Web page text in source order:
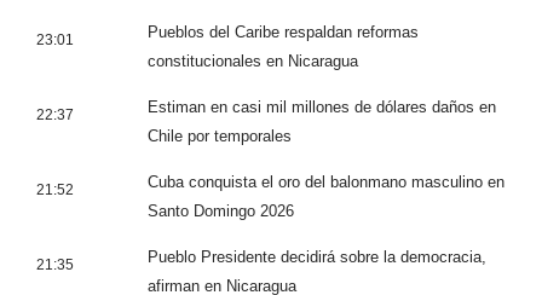
23:01
Pueblos del Caribe respaldan reformas
constitucionales en Nicaragua
22:37
Estiman en casi mil millones de dólares daños en
Chile por temporales
21:52
Cuba conquista el oro del balonmano masculino en
Santo Domingo 2026
21:35
Pueblo Presidente decidirá sobre la democracia,
afirman en Nicaragua